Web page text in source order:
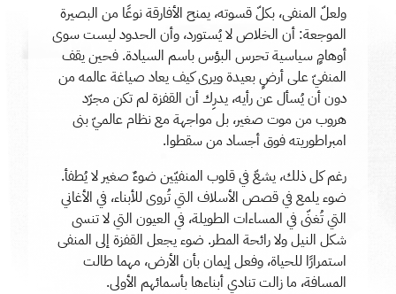
ولعلّ المنفى، بكلّ قسوته، يمنح الأفارقة نوعًا من البصيرة
الموجعة: أن الخلاص لا يُستورد، وأن الحدود ليست سوى
أوهامٍ سياسية تحرس البؤس باسم السيادة. فحين يقف
المنفيّ على أرضٍ بعيدة ويرى كيف يعاد صياغة عالمه من
دون أن يُسأل عن رأيه، يدرِك أن القفزة لم تكن مجرّد
هروب من موت صغير، بل مواجهة مع نظام عالميّ بنى
امبراطوريته فوق أجساد من سقطوا.
رغم كل ذلك، يشعّ في قلوب المنفيّين ضوءٌ صغير لا يُطفأ.
ضوء يلمع في قصص الأسلاف التي تُروى للأبناء، في الأغاني
التي تُغنّى في المساءات الطويلة، في العيون التي لا تنسى
شكل النيل ولا رائحة المطر. ضوء يجعل القفزة إلى المنفى
استمرارًا للحياة، وفعل إيمان بأن الأرض، مهما طالت
المسافة، ما زالت تنادي أبناءها بأسمائهم الأولى.